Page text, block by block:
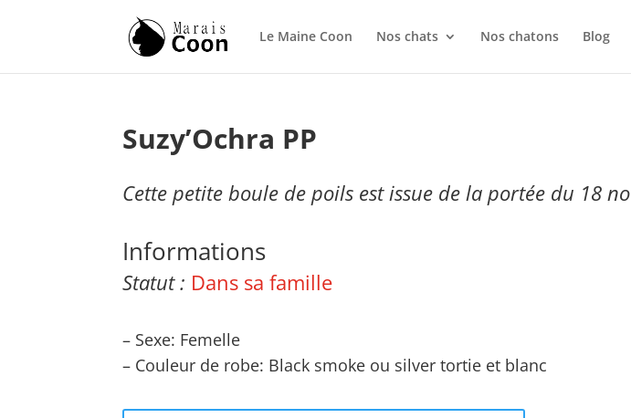
Le Maine Coon Nos chats Nos chatons Blog
Suzy’Ochra PP
Cette petite boule de poils est issue de la portée du 18
Informations
Statut : Dans sa famille
– Sexe: Femelle
– Couleur de robe: Black smoke ou silver tortie et blanc